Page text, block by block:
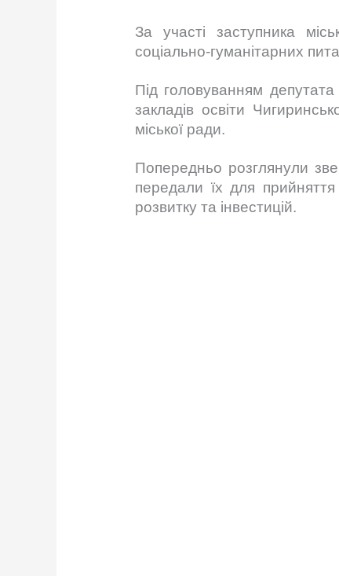
За участі заступника
соціально-гуманітарних
Під головуванням
закладів освіти
міської ради.
Попередньо розглянули
передали їх для прийняття
розвитку та інвестицій.